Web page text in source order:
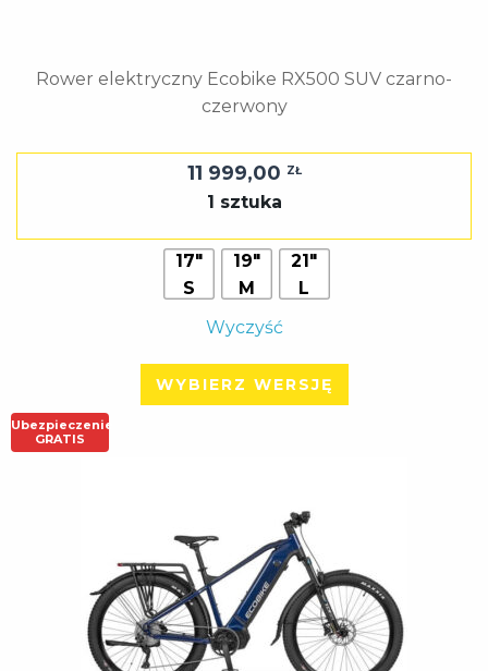
Rower elektryczny Ecobike RX500 SUV czarno-
czerwony
11 999,00 ZŁ
1 sztuka
17"
S
19"
M
21"
L
Wyczyść
WYBIERZ WERSJĘ
Ubezpieczenie
GRATIS